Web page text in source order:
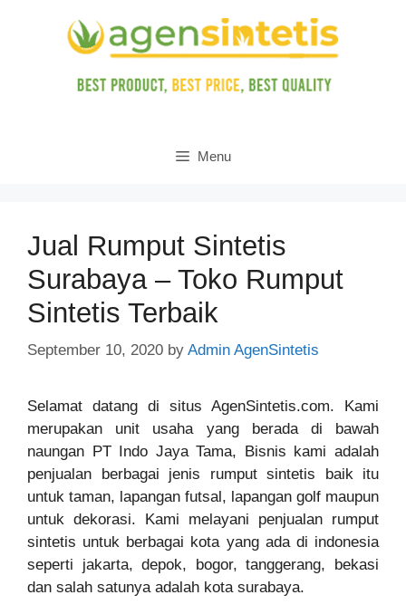
Menu
Jual Rumput Sintetis
Surabaya – Toko Rumput
Sintetis Terbaik
September 10, 2020 by Admin AgenSintetis
Selamat datang di situs AgenSintetis.com. Kami
merupakan unit usaha yang berada di bawah
naungan PT Indo Jaya Tama, Bisnis kami adalah
penjualan berbagai jenis rumput sintetis baik itu
untuk taman, lapangan futsal, lapangan golf maupun
untuk dekorasi. Kami melayani penjualan rumput
sintetis untuk berbagai kota yang ada di indonesia
seperti jakarta, depok, bogor, tanggerang, bekasi
dan salah satunya adalah kota surabaya.